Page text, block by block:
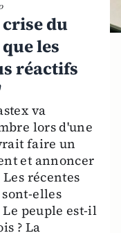
du
les
réactifs
va
lors d'une
faire un
et annoncer
récentes
elles
peuple est-il
? La